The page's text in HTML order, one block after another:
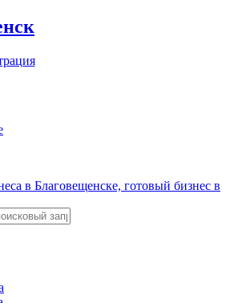
в Благовещенске, готовый бизнес в